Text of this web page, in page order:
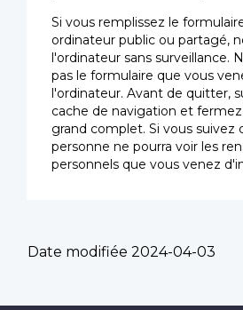
Si vous remplissez le
ordinateur public ou partagé,
l'ordinateur sans surveillance.
pas le formulaire que vous
l'ordinateur. Avant de quitter,
cache de navigation et
grand complet. Si vous suivez
personne ne pourra voir les
personnels que vous venez
Date modifiée 2024-04-03